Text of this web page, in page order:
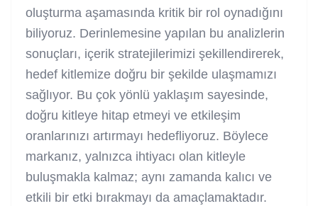
oluşturma aşamasında kritik bir rol oynadığını
biliyoruz. Derinlemesine yapılan bu analizlerin
sonuçları, içerik stratejilerimizi şekillendirerek,
hedef kitlemize doğru bir şekilde ulaşmamızı
sağlıyor. Bu çok yönlü yaklaşım sayesinde,
doğru kitleye hitap etmeyi ve etkileşim
oranlarınızı artırmayı hedefliyoruz. Böylece
markanız, yalnızca ihtiyacı olan kitleyle
buluşmakla kalmaz; aynı zamanda kalıcı ve
etkili bir etki bırakmayı da amaçlamaktadır.